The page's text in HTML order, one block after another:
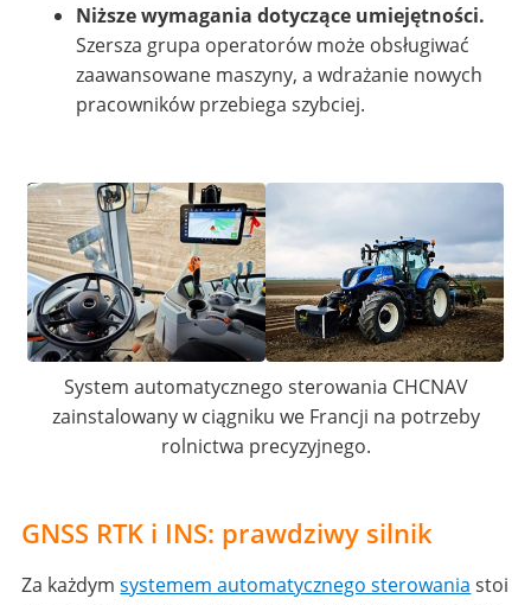
Niższe wymagania dotyczące umiejętności.
Szersza grupa operatorów może obsługiwać
zaawansowane maszyny, a wdrażanie nowych
pracowników przebiega szybciej.
System automatycznego sterowania CHCNAV
zainstalowany w ciągniku we Francji na potrzeby
rolnictwa precyzyjnego.
GNSS RTK i INS: prawdziwy silnik
Za każdymsystemem automatycznego sterowania stoi